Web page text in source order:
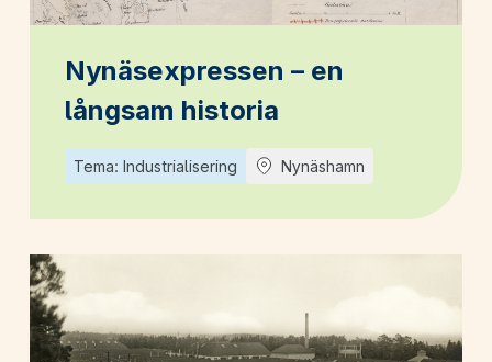
Nynäsexpressen – en
långsam historia
Tema: Industrialisering Nynäshamn